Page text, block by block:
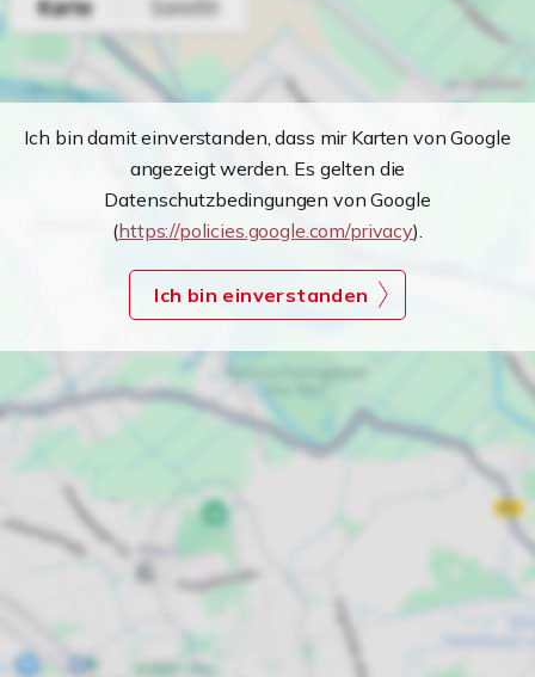
Ich bin damit einverstanden, dass mir Karten von Google
angezeigt werden. Es gelten die
Datenschutzbedingungen von Google
(https://policies.google.com/privacy).
Ich bin einverstanden